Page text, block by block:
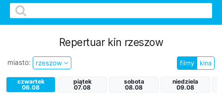
Repertuar kin rzeszow
miasto: rzeszow filmy kina
czwartek
06.08
piątek
07.08
sobota
08.08
niedziela
09.08